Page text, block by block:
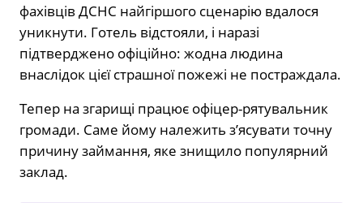
фахівців ДСНС найгіршого сценарію вдалося
уникнути. Готель відстояли, і наразі
підтверджено офіційно: жодна людина
внаслідок цієї страшної пожежі не постраждала.
Тепер на згарищі працює офіцер-рятувальник
громади. Саме йому належить з’ясувати точну
причину займання, яке знищило популярний
заклад.